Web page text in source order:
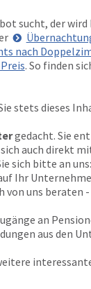
sucht, der
nach
. So finden
stets dieses
gedacht. Sie
auch direkt
sich bitte an uns:
Ihr
uns beraten
an
aus den